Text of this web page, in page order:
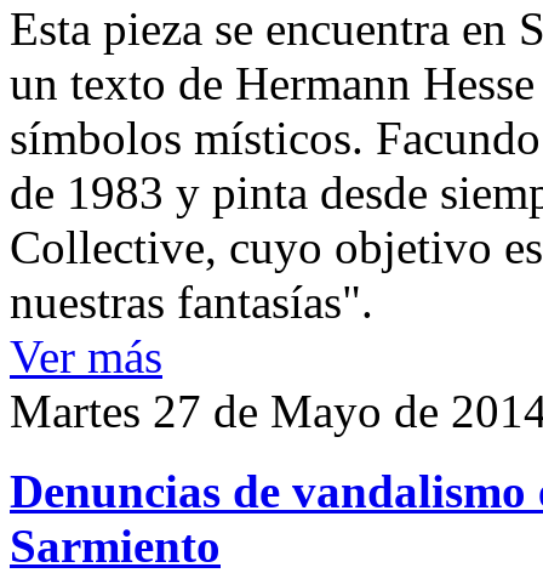
Esta pieza se encuentra en
un texto de Hermann
símbolos místicos.
de 1983 y pinta desde
Collective, cuyo objetivo
nuestras fantasías".
Ver más
Martes 27 de Mayo de
Denuncias de vandalismo
Sarmiento